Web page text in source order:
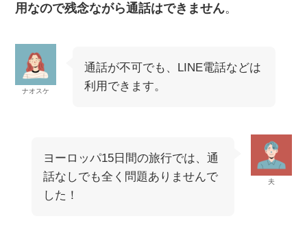
用なので残念ながら通話はできません。
ナオスケ
通話が不可でも、LINE電話などは
利用できます。
夫
ヨーロッパ15日間の旅行では、通
話なしでも全く問題ありませんで
した！